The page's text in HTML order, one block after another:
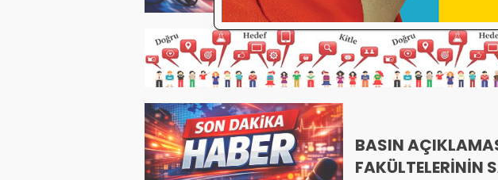
BASIN
FAKÜLTELERİNİN